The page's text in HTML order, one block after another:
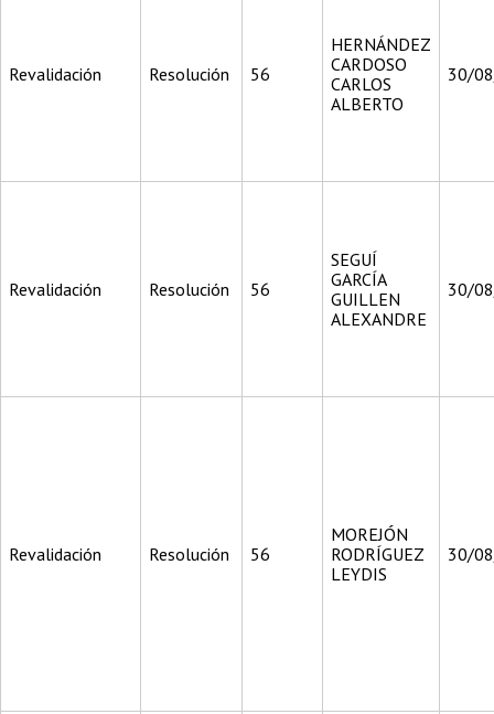
Revalidación Resolución 56
HERNÁNDEZ
CARDOSO
CARLOS
ALBERTO
30/
Revalidación Resolución 56
SEGUÍ
GARCÍA
GUILLEN
ALEXANDRE
30/
Revalidación Resolución 56
MOREJÓN
RODRÍGUEZ
LEYDIS
30/